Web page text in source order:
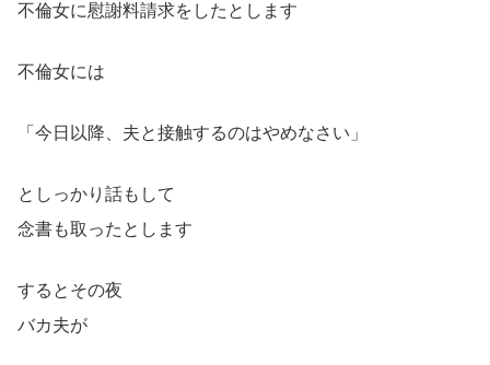
不倫女に慰謝料請求をしたとします
不倫女には
「今日以降、夫と接触するのはやめなさい」
としっかり話もして
念書も取ったとします
するとその夜
バカ夫が